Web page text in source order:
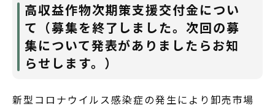
高収益作物次期策支援交付金につい
て（募集を終了しました。次回の募
集について発表がありましたらお知
らせします。）
新型コロナウイルス感染症の発生により卸売市場